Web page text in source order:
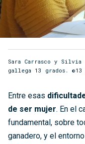
Sara Carrasco y
gallega 13 grados. ©13
Entre esas
de ser mujer. En el
fundamental, sobre
ganadero, y el